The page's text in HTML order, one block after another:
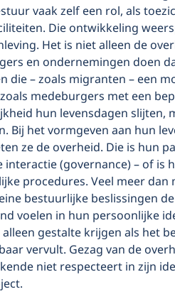
vaak zelf een rol, als
Die ontwikkeling
Het is niet alleen de
en ondernemingen doen
die – zoals migranten – een
medeburgers met een
hun levensdagen slijten,
Bij het vormgeven aan hun
ze de overheid. Die is hun
(governance) – of is
procedures. Veel meer dan
bestuurlijke beslissingen
voelen in hun persoonlijke
gestalte krijgen als het
vervult. Gezag van de
niet respecteert in zijn